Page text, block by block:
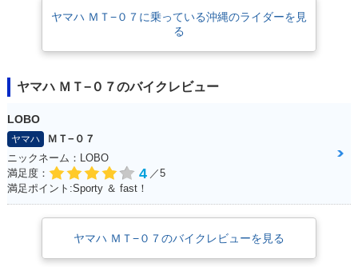
デルからは、5インチのTFTディスプレイを採用した（欧州向けは2023年
モデルから採用）。ハンドルのグリップ位置が10ミリ上になった。また、
クイックシフターがアクセサリー設定となった。2025年モデルでは、フ
て、ライディングモード選択機能も備えた。フロントサスが、倒立フォー
クに変更されるなど、車体側にも多くの新型パーツを採用。また、ヤマハ
独自の自動変速機構「Y-AMT」を搭載したグレードも設定された。※北米
市場では、当初「FZ-07」の名で販売された（2015-17年）。その後、欧
州や日本と同じMT-07に変更された。
ヤマハ ＭＴ−０７に乗っている沖縄のライダーを見
る
ヤマハ ＭＴ−０７のバイクレビュー
LOBO
ヤマハ
ＭＴ−０７
ニックネーム：LOBO
満足度：
4 ／5
満足ポイント:Sporty ＆ fast！
ヤマハ ＭＴ−０７のバイクレビューを見る